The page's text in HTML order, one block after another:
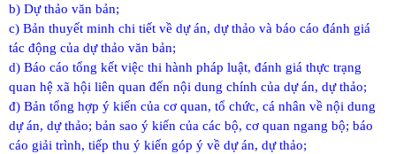
b) Dự thảo văn bản;
c) Bản thuyết minh chi tiết về dự án, dự thảo và báo cáo đánh giá
tác động của dự thảo văn bản;
d) Báo cáo tổng kết việc thi hành pháp luật, đánh giá thực trạng
quan hệ xã hội liên quan đến nội dung chính của dự án, dự thảo;
đ) Bản tổng hợp ý kiến của cơ quan, tổ chức, cá nhân về nội dung
dự án, dự thảo; bản sao ý kiến của các bộ, cơ quan ngang bộ; báo
cáo giải trình, tiếp thu ý kiến góp ý về dự án, dự thảo;